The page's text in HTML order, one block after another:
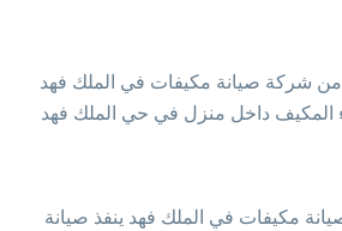
مكيفات في الملك فهد ينفذ صيانة